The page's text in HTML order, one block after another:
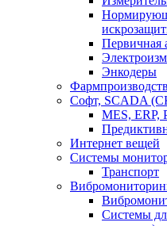
Первичная
Энкодеры
Софт, SCADA
MES, ERP,
Интернет вещей
Системы
Транспорт
Системы